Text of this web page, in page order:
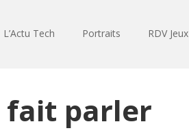
L’Actu Tech Portraits RDV Jeux
fait parler